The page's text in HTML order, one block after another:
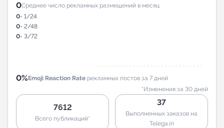
0Среднее число рекламных размещений в месяц
0- 1/24
0- 2/48
0- 3/72
0%Emoji Reaction Rate рекламных постов за 7 дней
*Изменения за 30 дней
7612
Всего публикаций*
37
Выполненных заказов на
Telega.in